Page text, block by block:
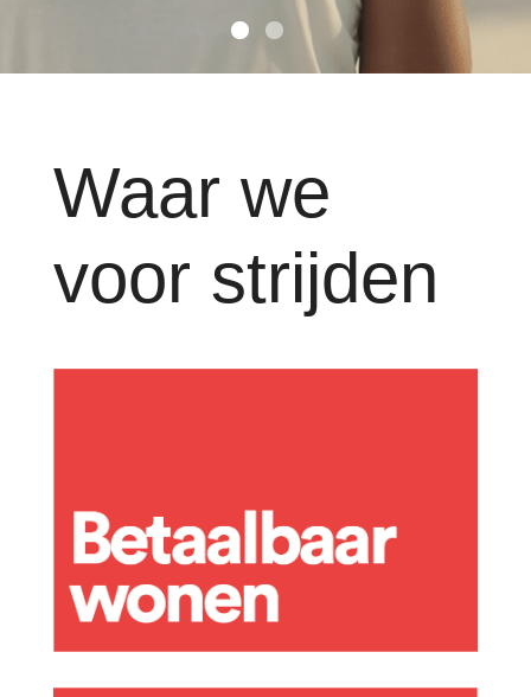
Waar we
voor strijden